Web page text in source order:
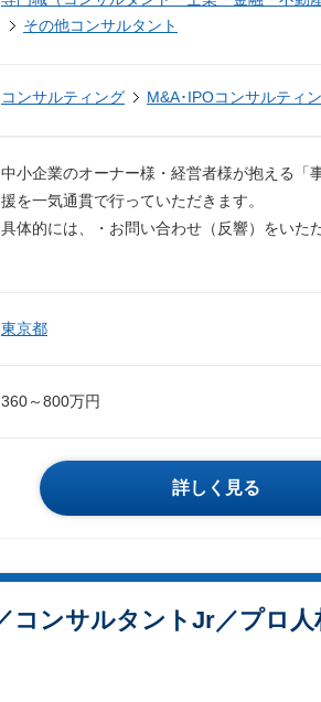
その他コンサルタント
コンサルティング M&A･IPOコンサルティ
中小企業のオーナー様・経営者様が抱える「
援を一気通貫で行っていただきます。
具体的には、・お問い合わせ（反響）をいた
東京都
360～800万円
詳しく見る
コンサルタントJr／プロ